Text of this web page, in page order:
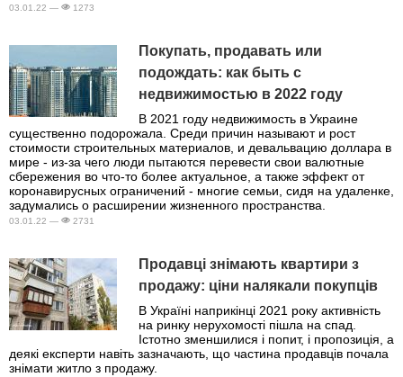
03.01.22 — 1273
Покупать, продавать или
подождать: как быть с
недвижимостью в 2022 году
В 2021 году недвижимость в Украине
существенно подорожала. Среди причин называют и рост
стоимости строительных материалов, и девальвацию доллара в
мире - из-за чего люди пытаются перевести свои валютные
сбережения во что-то более актуальное, а также эффект от
коронавирусных ограничений - многие семьи, сидя на удаленке,
задумались о расширении жизненного пространства.
03.01.22 — 2731
Продавці знімають квартири з
продажу: ціни налякали покупців
В Україні наприкінці 2021 року активність
на ринку нерухомості пішла на спад.
Істотно зменшилися і попит, і пропозиція, а
деякі експерти навіть зазначають, що частина продавців почала
знімати житло з продажу.